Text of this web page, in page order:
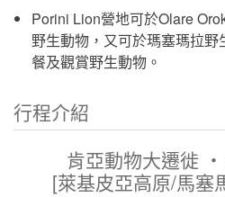
Porini Lion營地可於Olare
野生動物，又可於瑪塞瑪拉
餐及觀賞野生動物。
行程介紹
肯亞動物大遷徙
[萊基皮亞高原/馬塞